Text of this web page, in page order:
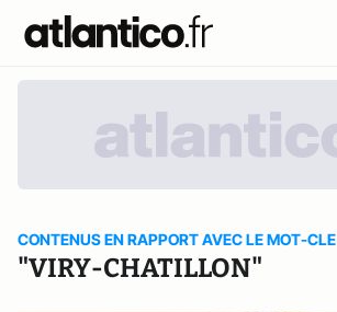
CONTENUS EN RAPPORT AVEC LE MOT-CLE
"VIRY-CHATILLON"